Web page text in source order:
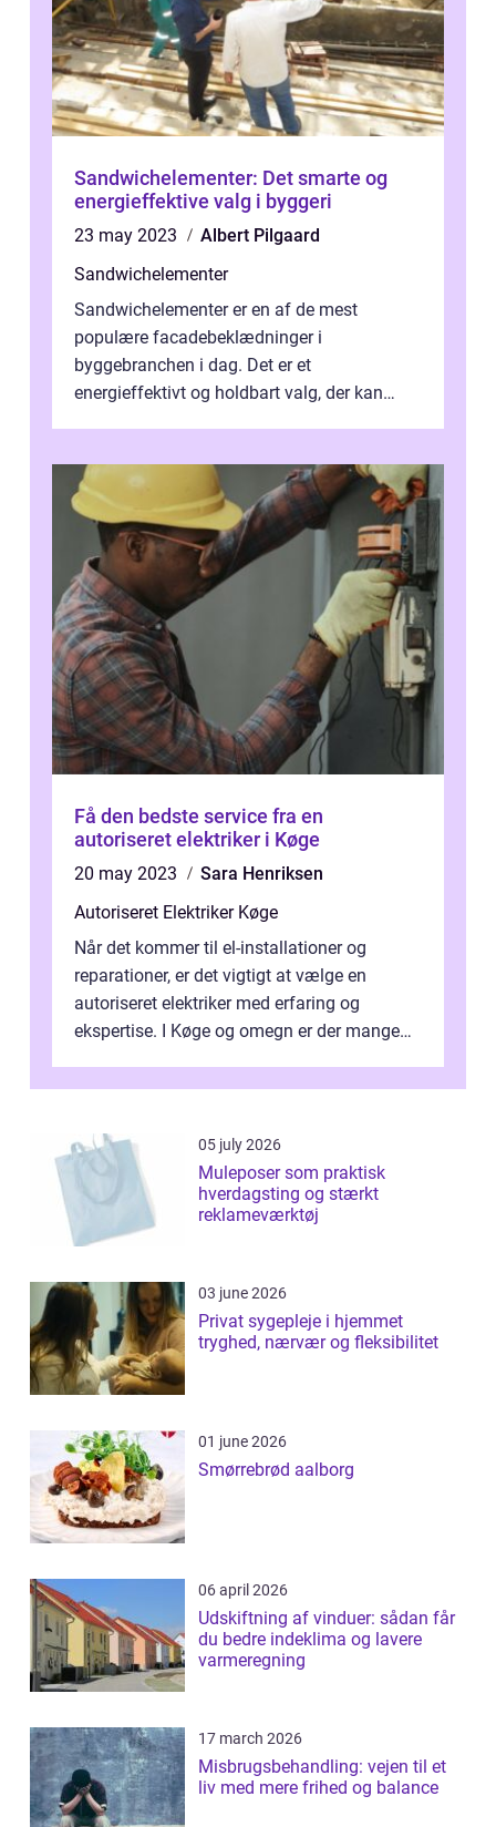
Sandwichelementer: Det smarte og
energieffektive valg i byggeri
23 may 2023
Albert Pilgaard
Sandwichelementer
Sandwichelementer er en af de mest
populære facadebeklædninger i
byggebranchen i dag. Det er et
energieffektivt og holdbart valg, der kan
Få den bedste service fra en
autoriseret elektriker i Køge
20 may 2023
Sara Henriksen
Autoriseret Elektriker Køge
Når det kommer til el-installationer og
reparationer, er det vigtigt at vælge en
autoriseret elektriker med erfaring og
ekspertise. I Køge og omegn er der mange
05 july 2026
Muleposer som praktisk
hverdagsting og stærkt
reklameværktøj
03 june 2026
Privat sygepleje i hjemmet
tryghed, nærvær og fleksibilitet
01 june 2026
Smørrebrød aalborg
06 april 2026
Udskiftning af vinduer: sådan får
du bedre indeklima og lavere
varmeregning
17 march 2026
Misbrugsbehandling: vejen til et
liv med mere frihed og balance